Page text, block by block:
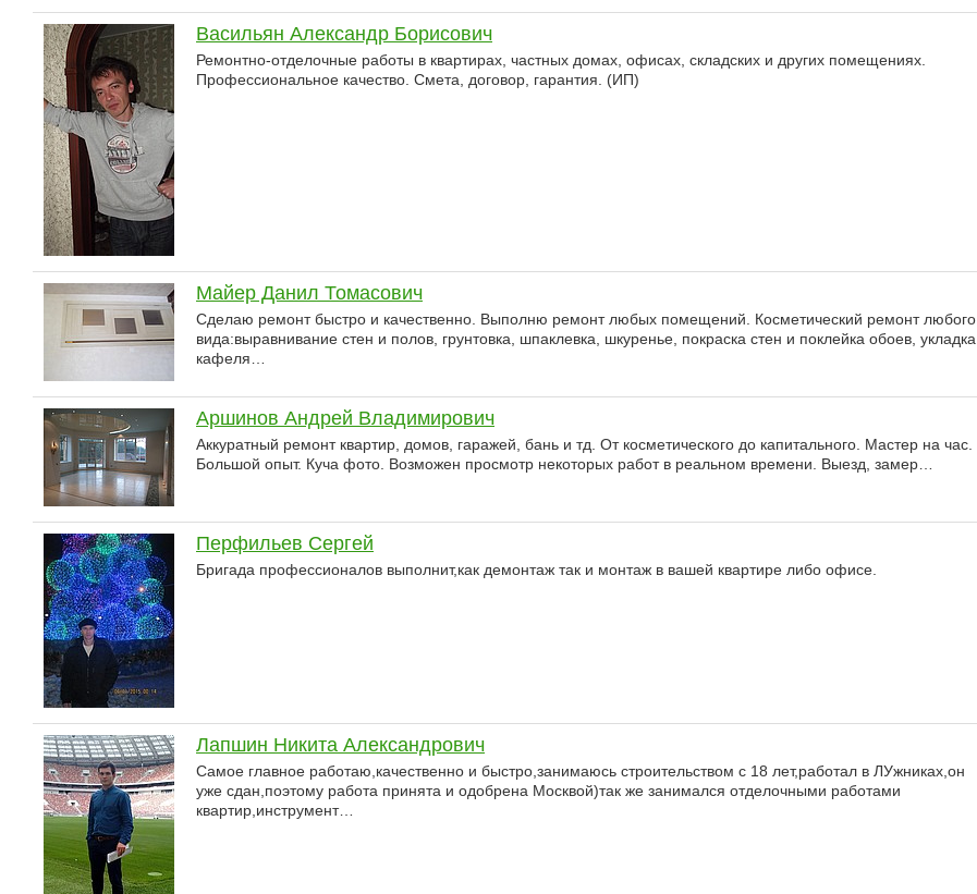
Васильян Александр Борисович
Ремонтно-отделочные работы в квартирах, частных домах, офисах, складских и других помещениях.
Профессиональное качество. Смета, договор, гарантия. (ИП)
Майер Данил Томасович
Сделаю ремонт быстро и качественно. Выполню ремонт любых помещений. Косметический ремонт любого
вида:выравнивание стен и полов, грунтовка, шпаклевка, шкуренье, покраска стен и поклейка обоев, укладка
кафеля…
Аршинов Андрей Владимирович
Аккуратный ремонт квартир, домов, гаражей, бань и тд. От косметического до капитального. Мастер на час.
Большой опыт. Куча фото. Возможен просмотр некоторых работ в реальном времени. Выезд, замер…
Перфильев Сергей
Бригада профессионалов выполнит,как демонтаж так и монтаж в вашей квартире либо офисе.
Лапшин Никита Александрович
Самое главное работаю,качественно и быстро,занимаюсь строительством с 18 лет,работал в ЛУжниках,он
уже сдан,поэтому работа принята и одобрена Москвой)так же занимался отделочными работами
квартир,инструмент…